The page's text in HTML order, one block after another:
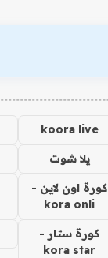
koora live
يلا شوت
كورة اون لاين -
kora onli
كورة ستار -
kora star